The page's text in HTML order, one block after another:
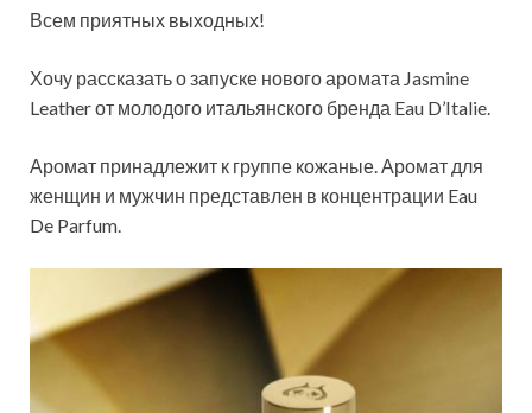
Всем приятных выходных!
Хочу рассказать о запуске нового аромата Jasmine
Leather от молодого итальянского бренда Eau D’Italie.
Аромат принадлежит к группе кожаные. Аромат для
женщин и мужчин представлен в концентрации Eau
De Parfum.